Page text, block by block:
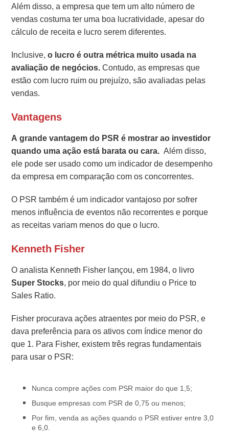
Além disso, a empresa que tem um alto número de
vendas costuma ter uma boa lucratividade, apesar do
cálculo de receita e lucro serem diferentes.
Inclusive,o lucro é outra métrica muito usada na
avaliação de negócios.Contudo, as empresas que
estão com lucro ruim ou prejuízo, são avaliadas pelas
vendas.
Vantagens
A grande vantagem do PSR é mostrar ao investidor
quando uma ação está barata ou cara. Além disso,
ele pode ser usado como um indicador de desempenho
da empresa em comparação com os concorrentes.
O PSR também é um indicador vantajoso por sofrer
menos influência de eventos não recorrentes e porque
as receitas variam menos do que o lucro.
Kenneth Fisher
O analista Kenneth Fisher lançou, em 1984, o livro
Super Stocks, por meio do qual difundiu o Price to
Sales Ratio.
Fisher procurava ações atraentes por meio do PSR, e
dava preferência para os ativos com índice menor do
que 1. Para Fisher, existem três regras fundamentais
para usar o PSR:
Nunca compre ações com PSR maior do que 1,5;
Busque empresas com PSR de 0,75 ou menos;
Por fim, venda as ações quando o PSR estiver entre 3,0
e 6,0.